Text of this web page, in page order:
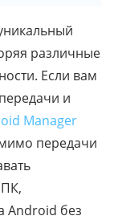
различные
Если вам
и
Manager
передачи
Android без